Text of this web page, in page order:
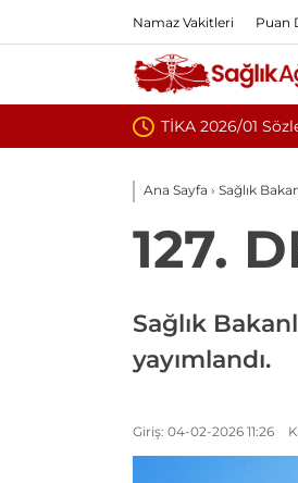
Namaz Vakitleri Puan
Ana Sayfa › Sağlık
127.
Sağlık
yayımlandı.
Giriş: 04-02-2026 11:26